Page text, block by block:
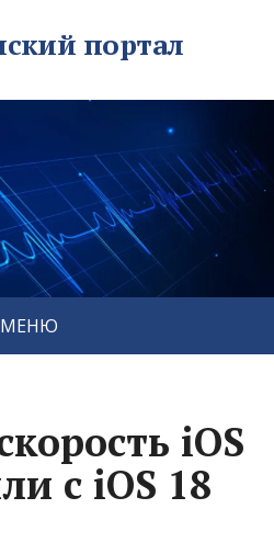
портал
МЕНЮ
iOS
с iOS 18